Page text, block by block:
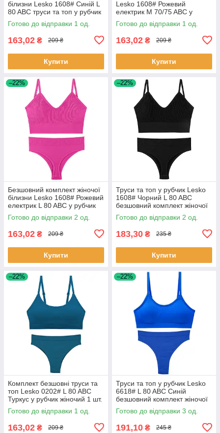
білизни Lesko 1608# Синій L
80 ABC труси та топ у рубчик
1 шт.
Готово до відправки 1 од.
163,02 ₴ 209 ₴
Купити
Lesko 1608# Рожевий
електрик M 70/75 ABC у
рубчик труси та топ 1 шт.
Готово до відправки 1 од.
163,02 ₴ 209 ₴
Купити
–22%
Безшовний комплект жіночої
білизни Lesko 1608# Рожевий
електрик L 80 ABC у рубчик
труси та топ 2 шт.
Готово до відправки 2 од.
163,02 ₴ 209 ₴
Купити
–22%
Труси та топ у рубчик Lesko
1608# Чорний L 80 ABC
безшовний комплект жіночої
білизни 2 шт.
Готово до відправки 2 од.
183,30 ₴ 235 ₴
Купити
–22%
Комплект безшовні труси та
топ Lesko 0202# L 80 ABC
Туркус у рубчик жіночий 1 шт.
Готово до відправки 1 од.
163,02 ₴ 209 ₴
–22%
Труси та топ у рубчик Lesko
6618# L 80 ABC Синій
безшовний комплект жіночої
білизни 3 шт.
Готово до відправки 3 од.
191,10 ₴ 245 ₴